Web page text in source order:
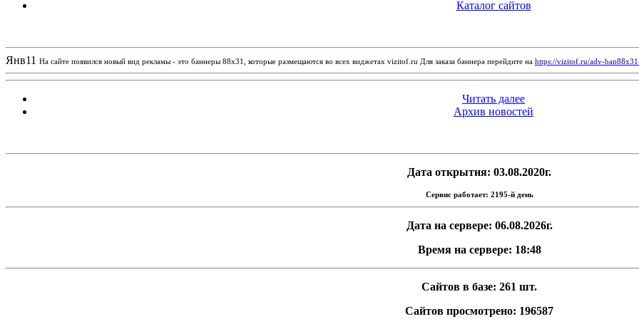
Каталог сайтов
Янв11 На сайте появился новый вид рекламы - это баннеры 88х31, которые размещаются во всех виджетах vizitof.ru Для заказа баннера перейдите на https://vizitof.ru/adv-
Читать далее
Архив новостей
Дата открытия: 03.08.2020г.
Сервис работает: 2195-й день
Дата на сервере: 06.08.2026г.
Время на сервере: 18:48
Сайтов в базе: 261 шт.
Сайтов просмотрено: 196587